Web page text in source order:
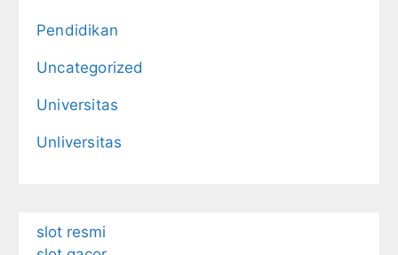
Pendidikan
Uncategorized
Universitas
Unliversitas
slot resmi